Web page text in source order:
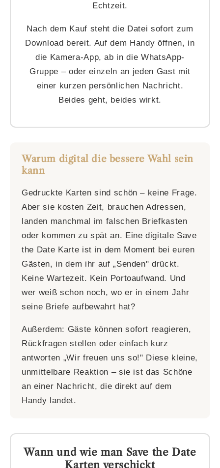
Echtzeit.
Nach dem Kauf steht die Datei sofort zum
Download bereit. Auf dem Handy öffnen, in
die Kamera-App, ab in die WhatsApp-
Gruppe – oder einzeln an jeden Gast mit
einer kurzen persönlichen Nachricht.
Beides geht, beides wirkt.
Warum digital die bessere Wahl sein
kann
Gedruckte Karten sind schön – keine Frage.
Aber sie kosten Zeit, brauchen Adressen,
landen manchmal im falschen Briefkasten
oder kommen zu spät an. Eine digitale Save
the Date Karte ist in dem Moment bei euren
Gästen, in dem ihr auf „Senden" drückt.
Keine Wartezeit. Kein Portoaufwand. Und
wer weiß schon noch, wo er in einem Jahr
seine Briefe aufbewahrt hat?
Außerdem: Gäste können sofort reagieren,
Rückfragen stellen oder einfach kurz
antworten „Wir freuen uns so!" Diese kleine,
unmittelbare Reaktion – sie ist das Schöne
an einer Nachricht, die direkt auf dem
Handy landet.
Wann und wie man Save the Date
Karten verschickt